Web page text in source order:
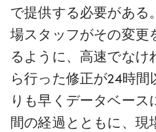
で提供する必要があ
場スタッフがその変更
るように、高速でな
ら行った修正が24時
りも早くデータベー
間の経過とともに、現